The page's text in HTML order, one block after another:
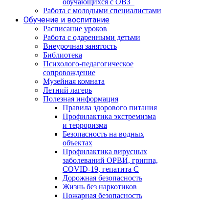
обучающихся с ОВЗ
Работа с молодыми специалистами
Обучение и воспитание
Расписание уроков
Работа с одаренными детьми
Внеурочная занятость
Библиотека
Психолого-педагогическое
сопровождение
Музейная комната
Летний лагерь
Полезная информация
Правила здорового питания
Профилактика экстремизма
и терроризма
Безопасность на водных
объектах
Профилактика вирусных
заболеваний ОРВИ, гриппа,
COVID-19, гепатита С
Дорожная безопасность
Жизнь без наркотиков
Пожарная безопасность